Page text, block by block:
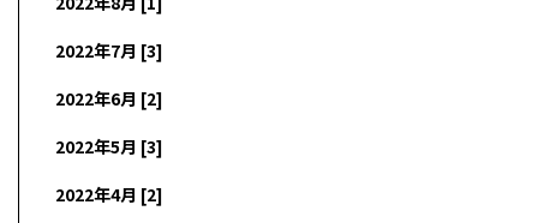
2022年7月 [3]
2022年6月 [2]
2022年5月 [3]
2022年4月 [2]